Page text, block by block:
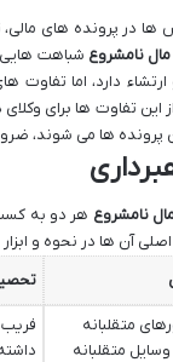
ها در پرونده های
نامشروع شباهت هایی
ارتشاء دارد، اما تفاوت
این تفاوت ها برای
پرونده ها می شوند،
نامشروع هر دو به
اصلی آن ها در نحوه و
متقلبانه
متقلبانه